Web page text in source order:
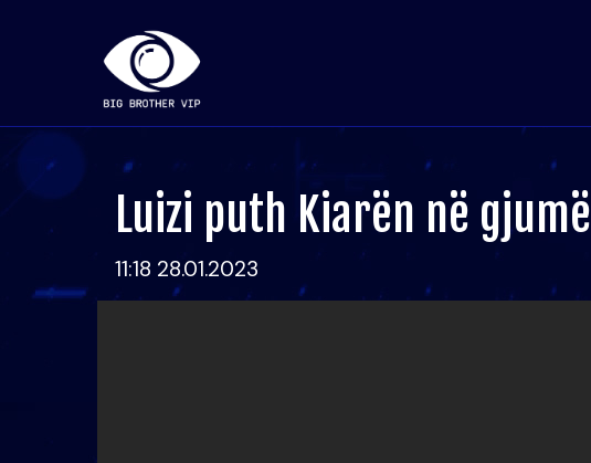
Luizi puth Kiarën në gjumë
11:18 28.01.2023